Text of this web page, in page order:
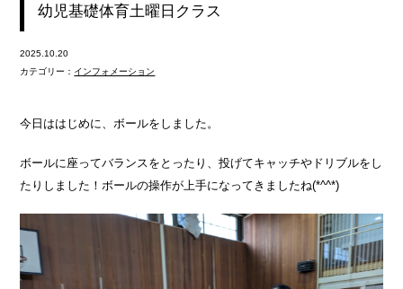
幼児基礎体育土曜日クラス
2025.10.20
カテゴリー： インフォメーション
今日ははじめに、ボールをしました。
ボールに座ってバランスをとったり、投げてキャッチやドリブルをし
たりしました！ボールの操作が上手になってきましたね(*^^*)